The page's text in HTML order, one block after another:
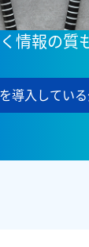
情報の質
導入してい